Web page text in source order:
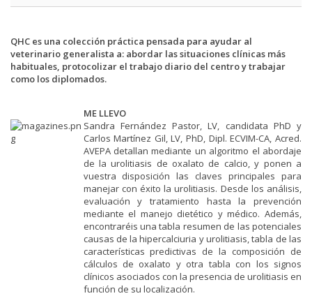
QHC es una colección práctica pensada para ayudar al
veterinario generalista a: abordar las situaciones clínicas más
habituales, protocolizar el trabajo diario del centro y trabajar
como los diplomados.
ME LLEVO
Sandra Fernández Pastor, LV, candidata PhD y
Carlos Martínez Gil, LV, PhD, Dipl. ECVIM-CA, Acred.
AVEPA detallan mediante un algoritmo el abordaje
de la urolitiasis de oxalato de calcio, y ponen a
vuestra disposición las claves principales para
manejar con éxito la urolitiasis. Desde los análisis,
evaluación y tratamiento hasta la prevención
mediante el manejo dietético y médico. Además,
encontraréis una tabla resumen de las potenciales
causas de la hipercalciuria y urolitiasis, tabla de las
características predictivas de la composición de
cálculos de oxalato y otra tabla con los signos
clínicos asociados con la presencia de urolitiasis en
función de su localización.